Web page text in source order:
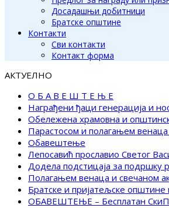
Досадашњи добитници
Братске општине
Контакти
Сви контакти
Контакт форма
АКТУЕЛНО
О Б А В Е Ш Т Е Њ Е
Награђени ђаци генерација и
Обележена храмовна и
Парастосом и полагањем
Обавештење
Лепосавић прославио Светог
Додела подстицаја за подршку
Полагањем венаца и свечаном
Братске и пријатељске
ОБАВЕШТЕЊЕ – Бесплатан